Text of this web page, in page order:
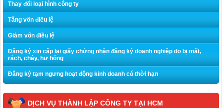
Thay đổi loại hình công ty
Tăng vốn điều lệ
Giảm vốn điều lệ
Đăng ký xin cấp lại giấy chứng nhận đăng ký doanh nghiệp do bị mất,
rách, cháy, hư hỏng
Đăng ký tạm ngưng hoạt động kinh doanh có thời hạn
DỊCH VỤ THÀNH LẬP CÔNG TY TẠI HCM